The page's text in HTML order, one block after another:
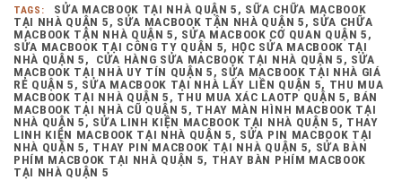
TAGS: SỬA MACBOOK TẠI NHÀ QUẬN 5, SỮA CHỮA MACBOOK
TẠI NHÀ QUẬN 5, SỬA MACBOOK TẬN NHÀ QUẬN 5, SỬA CHỮA
MACBOOK TẬN NHÀ QUẬN 5, SỬA MACBOOK CƠ QUAN QUẬN 5,
SỬA MACBOOK TẠI CÔNG TY QUẬN 5, HỌC SỬA MACBOOK TẠI
NHÀ QUẬN 5, CỬA HÀNG SỬA MACBOOK TẠI NHÀ QUẬN 5, SỬA
MACBOOK TẠI NHÀ UY TÍN QUẬN 5, SỬA MACBOOK TẠI NHÀ GIÁ
RẺ QUẬN 5, SỬA MACBOOK TẠI NHÀ LẤY LIỀN QUẬN 5, THU MUA
MACBOOK TẠI NHÀ QUẬN 5, THU MUA XÁC LAOTP QUẬN 5, BÁN
MACBOOK TẠI NHÀ CŨ QUẬN 5, THAY MÀN HÌNH MACBOOK TẠI
NHÀ QUẬN 5, SỬA LINH KIỆN MACBOOK TẠI NHÀ QUẬN 5, THAY
LINH KIỆN MACBOOK TẠI NHÀ QUẬN 5, SỬA PIN MACBOOK TẠI
NHÀ QUẬN 5, THAY PIN MACBOOK TẠI NHÀ QUẬN 5, SỬA BÀN
PHÍM MACBOOK TẠI NHÀ QUẬN 5, THAY BÀN PHÍM MACBOOK
TẠI NHÀ QUẬN 5